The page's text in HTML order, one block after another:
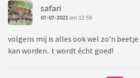
safari
07-07-2021 om 12:59
volgens mij is alles ook wel zo'n
kan worden.. t wordt écht goed!